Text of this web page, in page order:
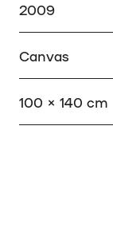
2009
Canvas
100 × 140 cm